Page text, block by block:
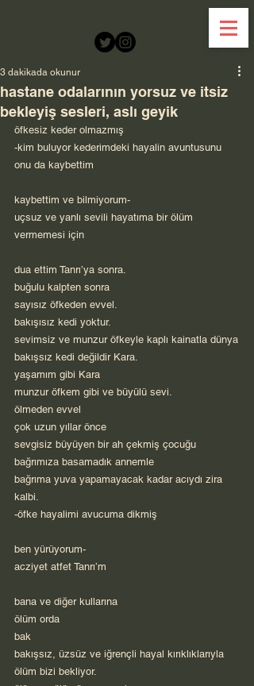
hastane odalarının yorsuz ve itsiz
bekleyiş sesleri, aslı geyik
3 dakikada okunur
öfkesiz keder olmazmış
-kim buluyor kederimdeki hayalin avuntusunu
onu da kaybettim
kaybettim ve bilmiyorum-
uçsuz ve yanlı sevili hayatıma bir ölüm
vermemesi için
dua ettim Tanrı’ya sonra.
buğulu kalpten sonra
sayısız öfkeden evvel.
bakışısız kedi yoktur.
sevimsiz ve munzur öfkeyle kaplı kainatla dünya
bakışsız kedi değildir Kara.
yaşamım gibi Kara
munzur öfkem gibi ve büyülü sevi.
ölmeden evvel
çok uzun yıllar önce
sevgisiz büyüyen bir ah çekmiş çocuğu
bağrımıza basamadık annemle
bağrıma yuva yapamayacak kadar acıydı zira
kalbi.
-öfke hayalimi avucuma dikmiş
ben yürüyorum-
acziyet atfet Tanrı’m
bana ve diğer kullarına
ölüm orda
bak
bakışsız, üzsüz ve iğrençli hayal kırıklıklarıyla
ölüm bizi bekliyor.